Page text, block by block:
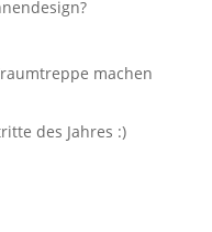
machen
des Jahres :)